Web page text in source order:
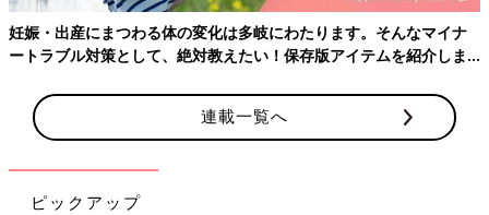
アプリ「まいにちのたまひよ」
妊娠・出産にまつわる体の変化は多岐にわたります。そんなマイナ
ートラブル対策として、絶対教えたい！保存版アイテムを紹介しま
連載一覧へ
ピックアップ